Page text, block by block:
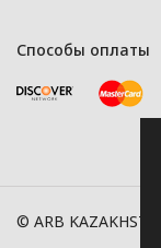
Способы оплаты
© ARB